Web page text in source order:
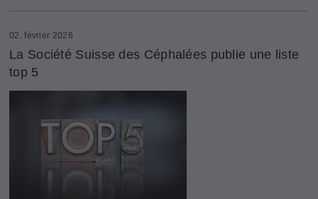
02. février 2026
La Société Suisse des Céphalées publie une liste
top 5